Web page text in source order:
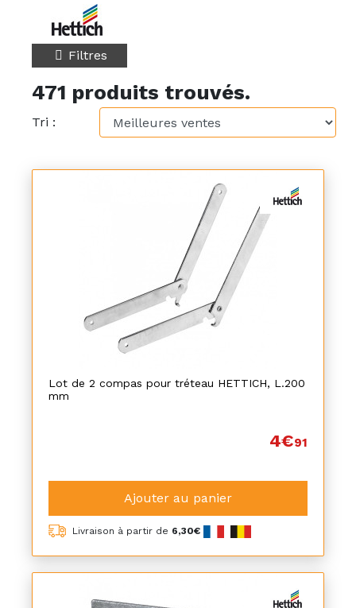
Filtres
471 produits trouvés.
Tri :
Lot de 2 compas pour tréteau HETTICH, L.200
mm
4€91
Ajouter au panier
Livraison à partir de 6,30€